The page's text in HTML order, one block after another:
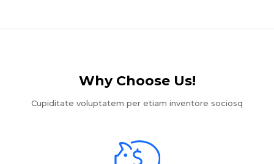
Why Choose Us!​
Cupiditate voluptatem per etiam inventore sociosq